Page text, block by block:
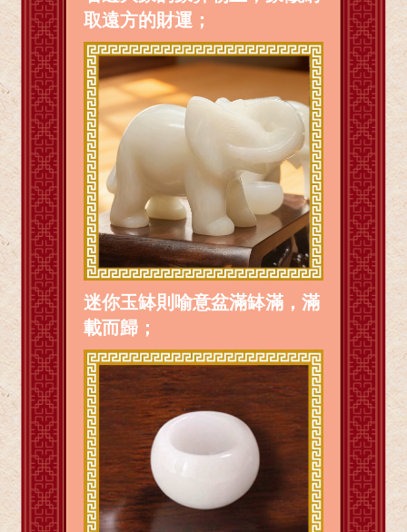
取遠方的財運；
迷你玉缽則喻意盆滿缽滿，滿
載而歸；